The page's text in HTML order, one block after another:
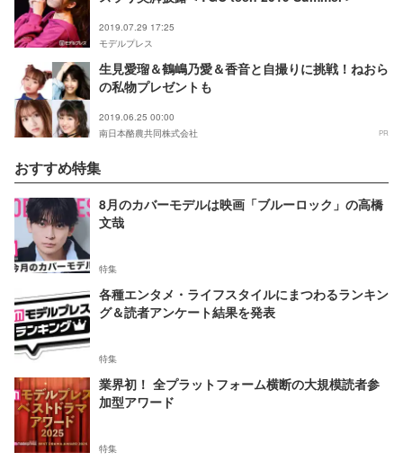
2019.07.29 17:25
モデルプレス
生見愛瑠＆鶴嶋乃愛＆香音と自撮りに挑戦！ねおら
の私物プレゼントも
2019.06.25 00:00
南日本酪農共同株式会社
PR
おすすめ特集
8月のカバーモデルは映画「ブルーロック」の高橋
文哉
特集
各種エンタメ・ライフスタイルにまつわるランキン
グ＆読者アンケート結果を発表
特集
業界初！ 全プラットフォーム横断の大規模読者参
加型アワード
特集